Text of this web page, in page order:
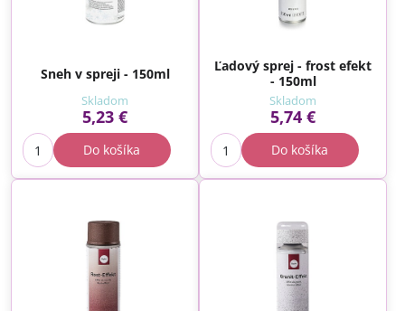
Sneh v spreji - 150ml
Skladom
5,23 €
Do košíka
Ľadový sprej - frost efekt
- 150ml
Skladom
5,74 €
Do košíka